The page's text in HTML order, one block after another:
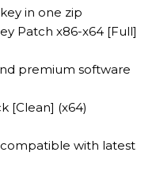
in one zip
Patch x86-x64 [Full]
premium software
[Clean] (x64)
with latest